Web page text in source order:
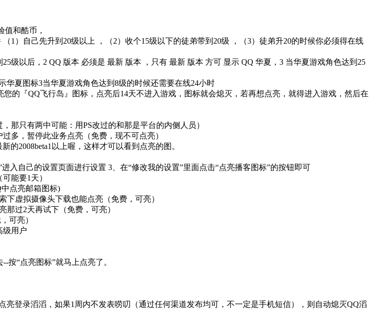
值和酷币，
1）自己先升到20级以上 ，（2）收个15级以下的徒弟带到20级 ，（3）徒弟升20的时候你必须得在线
级以后，2 QQ 版本 必须是 最新 版本 ，只有 最新 版本 方可 显示 QQ 华夏，3 当华夏游戏角色达到25
华夏图标3当华夏游戏角色达到8级的时候还需要在线24小时
的『QQ飞行岛』图标，点亮后14天不进入游戏，图标就会熄灭，若再想点亮，就得进入游戏，然后在
那只有两中可能：用PS改过的和那是平台的内侧人员）
多，暂停此业务点亮（免费，现不可点亮）
的2008beta1以上喔，这样才可以看到点亮的图。
入自己的设置页面进行设置 3、在“修改我的设置”里面点击“点亮播客图标”的按钮即可
能要1天）
点亮邮箱图标)
虚拟摄像头下载也能点亮（免费，可亮）
那过2天再试下（免费，可亮）
可亮）
级用户
按“点亮图标”就马上点亮了。
登录滔滔，如果1周内不发表唠叨（通过任何渠道发布均可，不一定是手机短信），则自动熄灭QQ滔